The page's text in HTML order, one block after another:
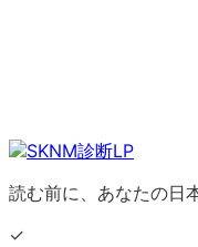
読む前に、あなたの日
✓